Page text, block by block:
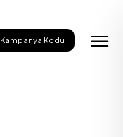
Kampanya Kodu